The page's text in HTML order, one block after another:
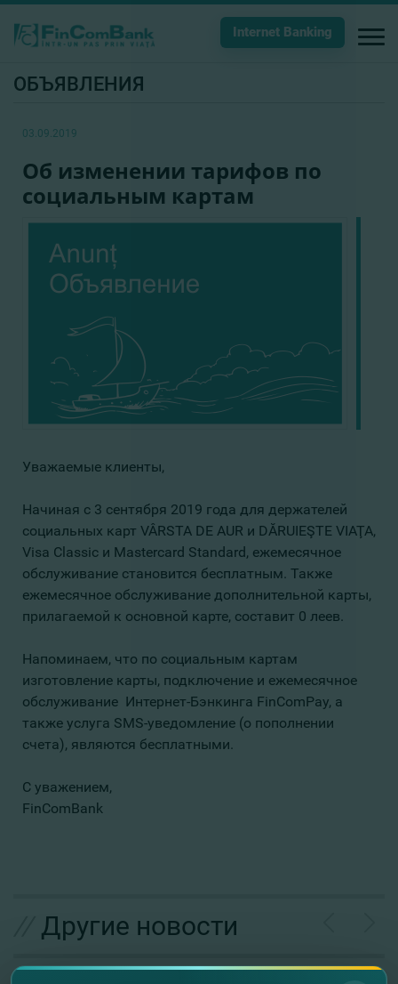
Internet Banking
ОБЪЯВЛЕНИЯ
03.09.2019
Об изменении тарифов по
социальным картам
Уважаемые клиенты,
Начиная с 3 сентября 2019 года для держателей
социальных карт VÂRSTA DE AUR и DĂRUIEŞTE VIAŢA,
Visa Classic и Mastercard Standard, ежемесячное
обслуживание становится бесплатным. Также
ежемесячное обслуживание дополнительной карты,
прилагаемой к основной карте, составит 0 леев.
Напоминаем, что по социальным картам
изготовление карты, подключение и ежемесячное
обслуживание Интернет-Бэнкинга FinComPay, а
также услуга SMS-уведомление (о пополнении
счета), являются бесплатными.
С уважением,
FinComBank
Другие новости